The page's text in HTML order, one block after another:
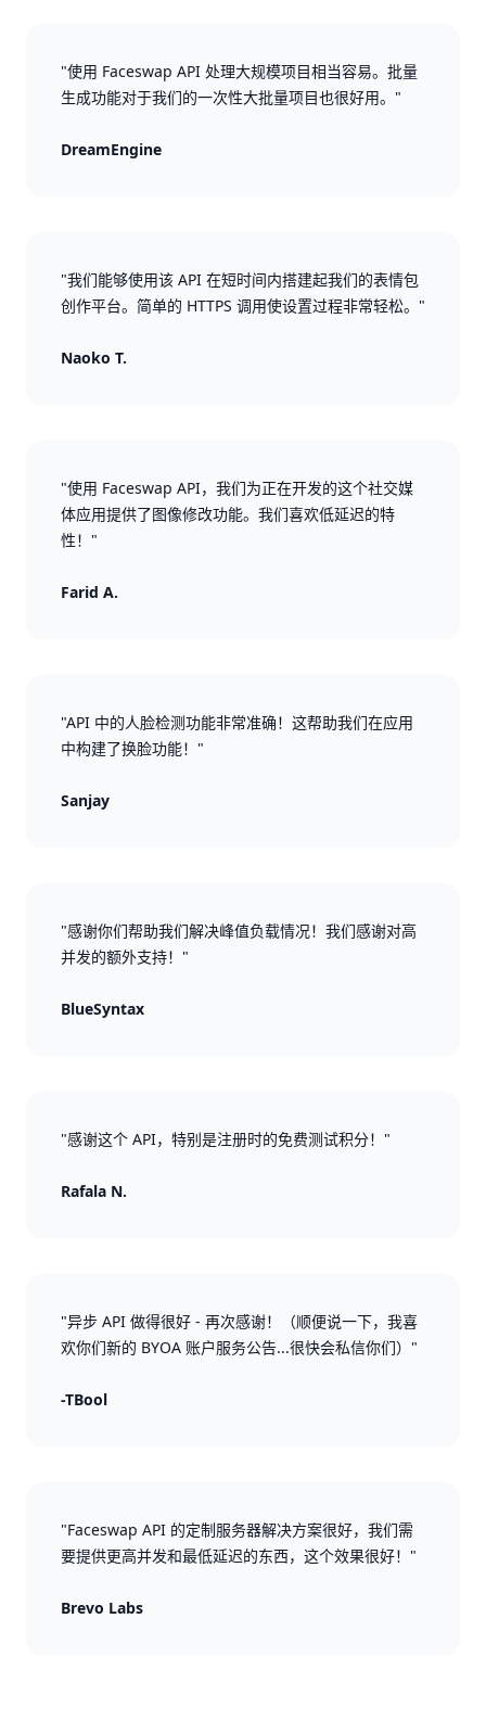
"使用 Faceswap API 处理大规模项目相当容易。批量
生成功能对于我们的一次性大批量项目也很好用。"
DreamEngine
"我们能够使用该 API 在短时间内搭建起我们的表情包
创作平台。简单的 HTTPS 调用使设置过程非常轻松。"
Naoko T.
"使用 Faceswap API，我们为正在开发的这个社交媒
体应用提供了图像修改功能。我们喜欢低延迟的特
性！"
Farid A.
"API 中的人脸检测功能非常准确！这帮助我们在应用
中构建了换脸功能！"
Sanjay
"感谢你们帮助我们解决峰值负载情况！我们感谢对高
并发的额外支持！"
BlueSyntax
"感谢这个 API，特别是注册时的免费测试积分！"
Rafala N.
"异步 API 做得很好 - 再次感谢！（顺便说一下，我喜
欢你们新的 BYOA 账户服务公告...很快会私信你们）"
-TBool
"Faceswap API 的定制服务器解决方案很好，我们需
要提供更高并发和最低延迟的东西，这个效果很好！"
Brevo Labs